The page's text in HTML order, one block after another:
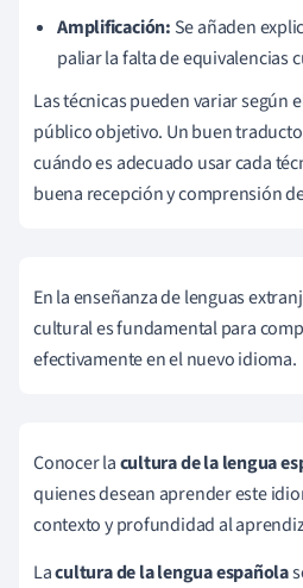
Amplificación: Se añaden
paliar la falta de equivalencias
Las técnicas pueden variar según
público objetivo. Un buen
cuándo es adecuado usar cada
buena recepción y comprensión
En la enseñanza de lenguas
cultural es fundamental para
efectivamente en el nuevo idioma.
Conocer lacultura de la lengua
quienes desean aprender este
contexto y profundidad al
Lacultura de la lengua española